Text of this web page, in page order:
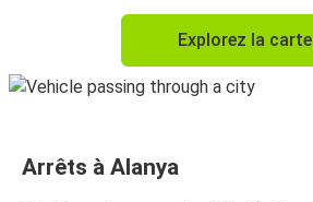
Explorez la carte
Arrêts à Alanya